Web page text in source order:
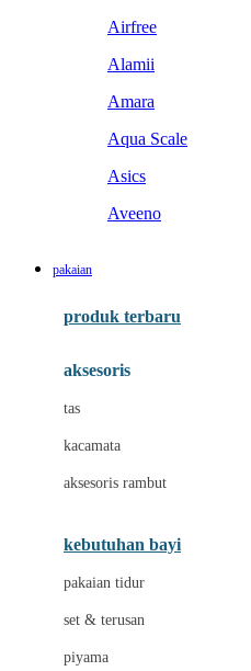
Airfree
Alamii
Amara
Aqua Scale
Asics
Aveeno
Baby Dove
Baby Rovega
Babybee
pakaian
produk terbaru
aksesoris
tas
kacamata
aksesoris rambut
kebutuhan bayi
pakaian tidur
set & terusan
piyama